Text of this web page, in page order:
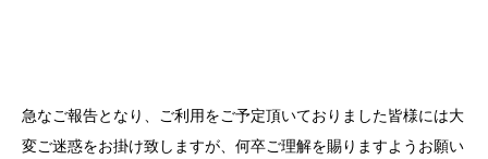
急なご報告となり、ご利用をご予定頂いておりました皆様には大
変ご迷惑をお掛け致しますが、何卒ご理解を賜りますようお願い